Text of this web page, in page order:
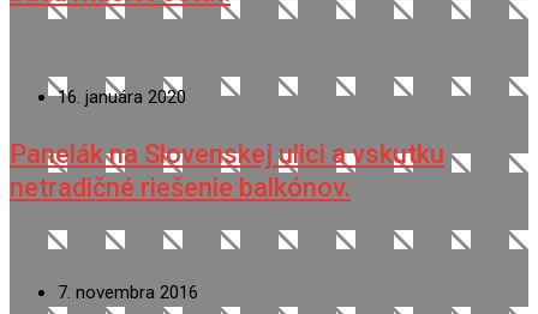
16. januára 2020
Panelák na Slovenskej ulici a vskutku
netradičné riešenie balkónov.
7. novembra 2016